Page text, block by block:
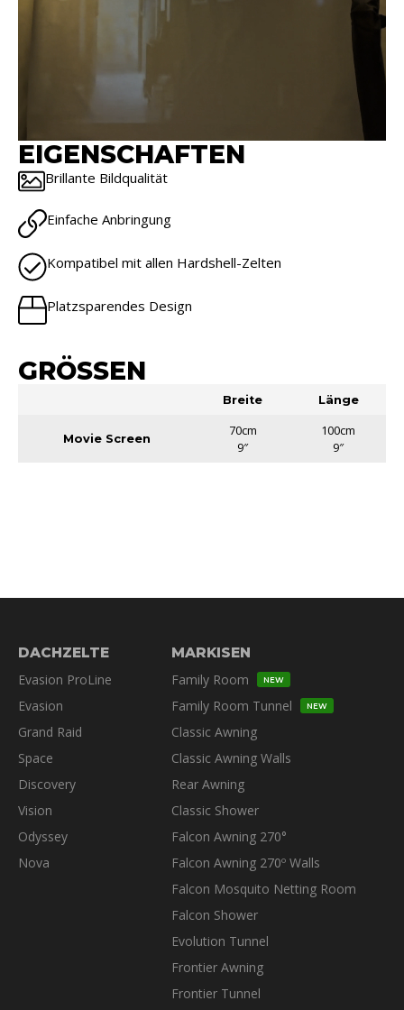
EIGENSCHAFTEN
Brillante Bildqualität
Einfache Anbringung
Kompatibel mit allen Hardshell-Zelten
Platzsparendes Design
GRÖSSEN
Breite Länge
Movie Screen
70cm
9″
100cm
9″
DACHZELTE
Evasion ProLine
Evasion
Grand Raid
Space
Discovery
Vision
Odyssey
Nova
MARKISEN
Family Room
NEW
Family Room Tunnel NEW
Classic Awning
Classic Awning Walls
Rear Awning
Classic Shower
Falcon Awning 270°
Falcon Awning 270º Walls
Falcon Mosquito Netting Room
Falcon Shower
Evolution Tunnel
Frontier Awning
Frontier Tunnel